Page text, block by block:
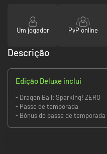
Um jogador PvP online
Descrição
Edição Deluxe inclui
- Dragon Ball: Sparking! ZERO
- Passe de temporada
- Bónus do passe de temporada